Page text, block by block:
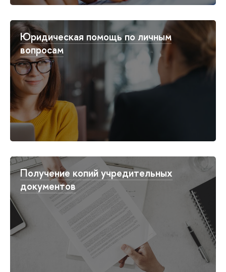
Юридическая помощь по личным
вопросам
Получение копий учредительных
документов